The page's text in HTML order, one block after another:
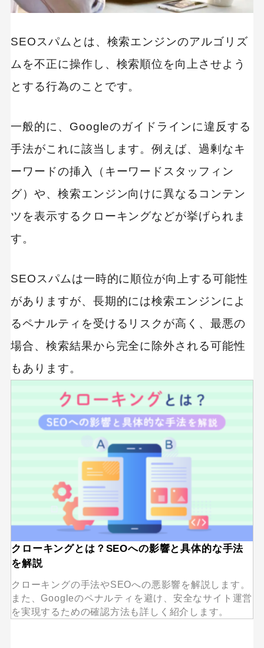
サイトの信頼性維持
SEOスパムに有効な8つの対処法
強いパスワードの設定
ソフトウェアの最新化
具体的なSEOスパム対策方法：リンク系スパムの
対策
ボット対策ツールの導入
定期的なセキュリティ監査
ムの対策
SEOスパム判定チェックの実施
SEOスパムに注意してWebサイトを運営しよう
SEOスパムとは、検索エンジンのアルゴリズ
ムを不正に操作し、検索順位を向上させよう
とする行為のことです。
一般的に、Googleのガイドラインに違反する
手法がこれに該当します。例えば、過剰なキ
ーワードの挿入（キーワードスタッフィン
グ）や、検索エンジン向けに異なるコンテン
ツを表示するクローキングなどが挙げられま
す。
SEOスパムは一時的に順位が向上する可能性
がありますが、長期的には検索エンジンによ
るペナルティを受けるリスクが高く、最悪の
場合、検索結果から完全に除外される可能性
もあります。
クローキングとは？SEOへの影響と具体的な手法
を解説
クローキングの手法やSEOへの悪影響を解説します。
また、Googleのペナルティを避け、安全なサイト運営
を実現するための確認方法も詳しく紹介します。